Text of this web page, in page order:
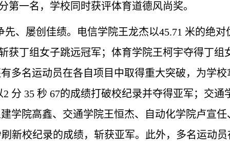
第一名， 学校 同时获评体育道德风尚奖。
、屡创佳绩。 电信学院王龙杰以45.71 米的绝对
获丁组女子跳远冠军；体育学院王柯宇夺得丁组
多名运动员在各自项目中取得重大突破，为学
分 35 秒 67的成绩打破校纪录并夺得亚军； 交通
学院高鑫、 交通学院王恒杰、 自动化学院卢宣任
新校纪录的成绩，斩获亚军。此外，多名运动